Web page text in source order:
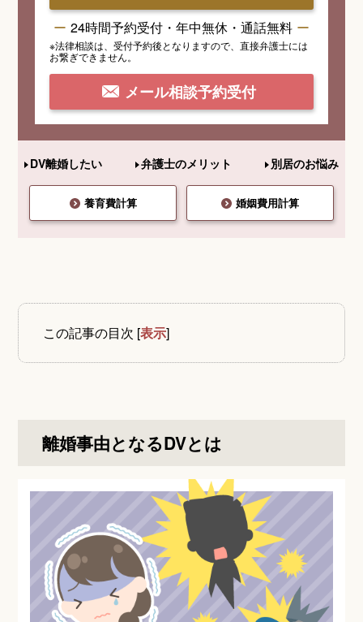
24時間予約受付・年中無休・通話無料
※法律相談は、受付予約後となりますので、 直接弁護士には
お繋ぎできません。
メール相談予約受付
DV離婚したい 弁護士のメリット 別居のお悩み
養育費計算 婚姻費用計算
この記事の目次 [表示]
離婚事由となるDVとは